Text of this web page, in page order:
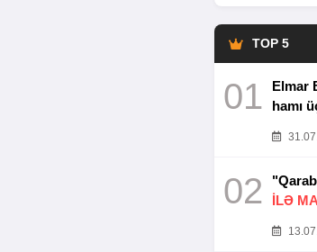
TOP 5
01
Elmar
hamı
02
İLƏ